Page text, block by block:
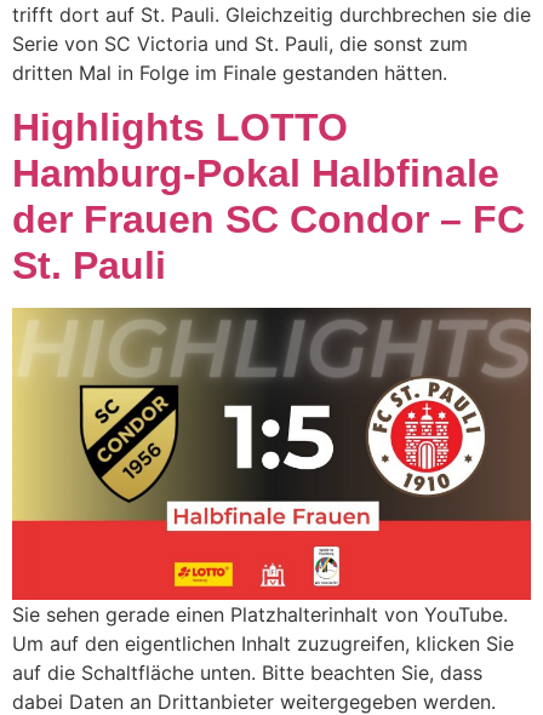
trifft dort auf St. Pauli. Gleichzeitig durchbrechen sie die
Serie von SC Victoria und St. Pauli, die sonst zum
dritten Mal in Folge im Finale gestanden hätten.
Highlights LOTTO
Hamburg-Pokal Halbfinale
der Frauen SC Condor – FC
St. Pauli
Sie sehen gerade einen Platzhalterinhalt von YouTube.
Um auf den eigentlichen Inhalt zuzugreifen, klicken Sie
auf die Schaltfläche unten. Bitte beachten Sie, dass
dabei Daten an Drittanbieter weitergegeben werden.